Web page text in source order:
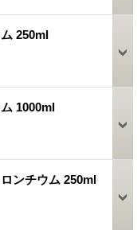
250ml
1000ml
ンチウム 250ml